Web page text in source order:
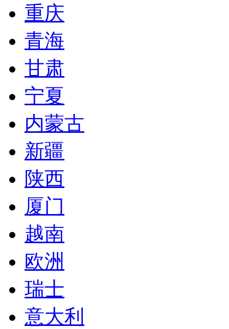
重庆
青海
甘肃
宁夏
内蒙古
新疆
陕西
厦门
越南
欧洲
瑞士
意大利